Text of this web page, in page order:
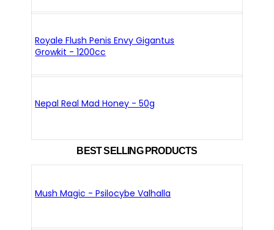
Royale Flush Penis Envy Gigantus
Growkit - 1200cc
Nepal Real Mad Honey - 50g
BEST SELLING PRODUCTS
Mush Magic - Psilocybe Valhalla